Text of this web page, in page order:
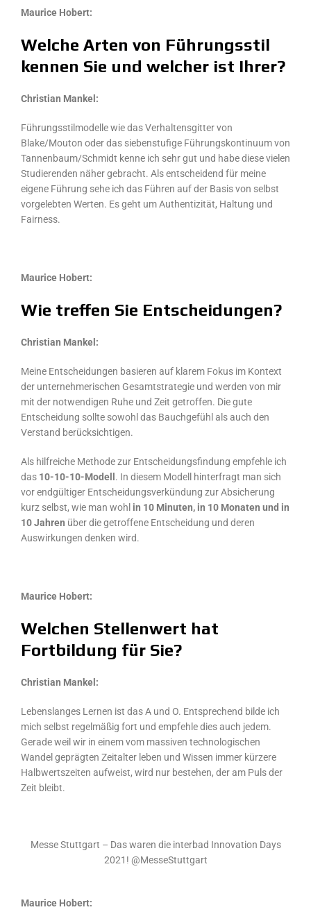
Maurice Hobert:
Welche Arten von Führungsstil
kennen Sie und welcher ist Ihrer?
Christian Mankel:
Führungsstilmodelle wie das Verhaltensgitter von
Blake/Mouton oder das siebenstufige Führungskontinuum von
Tannenbaum/Schmidt kenne ich sehr gut und habe diese vielen
Studierenden näher gebracht. Als entscheidend für meine
eigene Führung sehe ich das Führen auf der Basis von selbst
vorgelebten Werten. Es geht um Authentizität, Haltung und
Fairness.
Maurice Hobert:
Wie treffen Sie Entscheidungen?
Christian Mankel:
Meine Entscheidungen basieren auf klarem Fokus im Kontext
der unternehmerischen Gesamtstrategie und werden von mir
mit der notwendigen Ruhe und Zeit getroffen. Die gute
Entscheidung sollte sowohl das Bauchgefühl als auch den
Verstand berücksichtigen.
Als hilfreiche Methode zur Entscheidungsfindung empfehle ich
das 10-10-10-Modell. In diesem Modell hinterfragt man sich
vor endgültiger Entscheidungsverkündung zur Absicherung
kurz selbst, wie man wohl in 10 Minuten, in 10 Monaten und in
10 Jahren über die getroffene Entscheidung und deren
Auswirkungen denken wird.
Maurice Hobert:
Welchen Stellenwert hat
Fortbildung für Sie?
Christian Mankel:
Lebenslanges Lernen ist das A und O. Entsprechend bilde ich
mich selbst regelmäßig fort und empfehle dies auch jedem.
Gerade weil wir in einem vom massiven technologischen
Wandel geprägten Zeitalter leben und Wissen immer kürzere
Halbwertszeiten aufweist, wird nur bestehen, der am Puls der
Zeit bleibt.
Messe Stuttgart – Das waren die interbad Innovation Days
2021! @MesseStuttgart
Maurice Hobert: